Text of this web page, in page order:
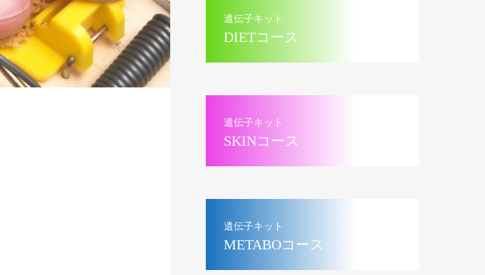
遺伝子キット
DIETコース
遺伝子キット
SKINコース
遺伝子キット
METABOコース